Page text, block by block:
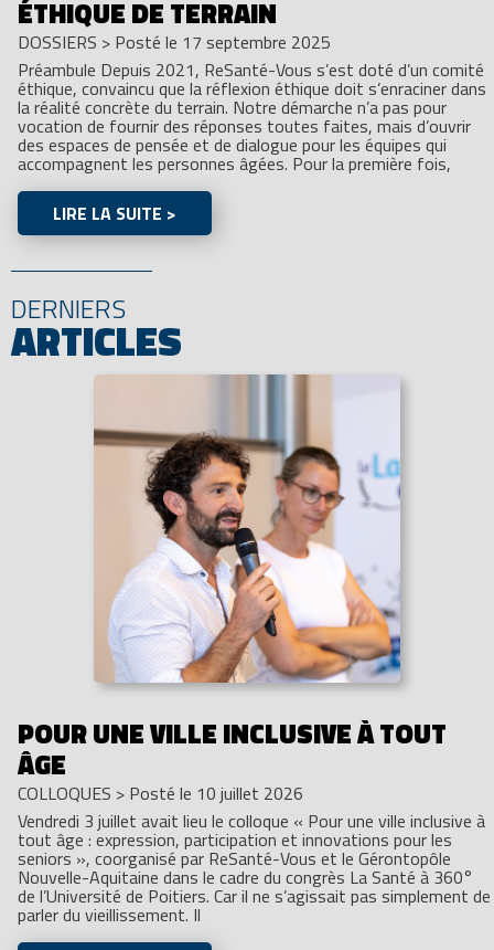
ÉTHIQUE DE TERRAIN
DOSSIERS > Posté le 17 septembre 2025
Préambule Depuis 2021, ReSanté-Vous s’est doté d’un comité
éthique, convaincu que la réflexion éthique doit s’enraciner dans
la réalité concrète du terrain. Notre démarche n’a pas pour
vocation de fournir des réponses toutes faites, mais d’ouvrir
des espaces de pensée et de dialogue pour les équipes qui
accompagnent les personnes âgées. Pour la première fois,
LIRE LA SUITE >
DERNIERS
ARTICLES
POUR UNE VILLE INCLUSIVE À TOUT
ÂGE
COLLOQUES > Posté le 10 juillet 2026
Vendredi 3 juillet avait lieu le colloque « Pour une ville inclusive à
tout âge : expression, participation et innovations pour les
seniors », coorganisé par ReSanté-Vous et le Gérontopôle
Nouvelle-Aquitaine dans le cadre du congrès La Santé à 360°
de l’Université de Poitiers. Car il ne s’agissait pas simplement de
parler du vieillissement. Il